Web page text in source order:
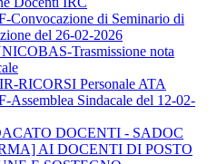
Convocazione di Seminario di
del 26-02-2026
Trasmissione nota
RICORSI Personale ATA
Assemblea Sindacale del 12-02-
DOCENTI - SADOC
AI DOCENTI DI POSTO